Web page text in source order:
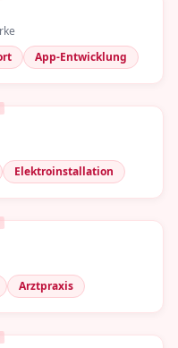
App-Entwicklung
Elektroinstallation
Arztpraxis